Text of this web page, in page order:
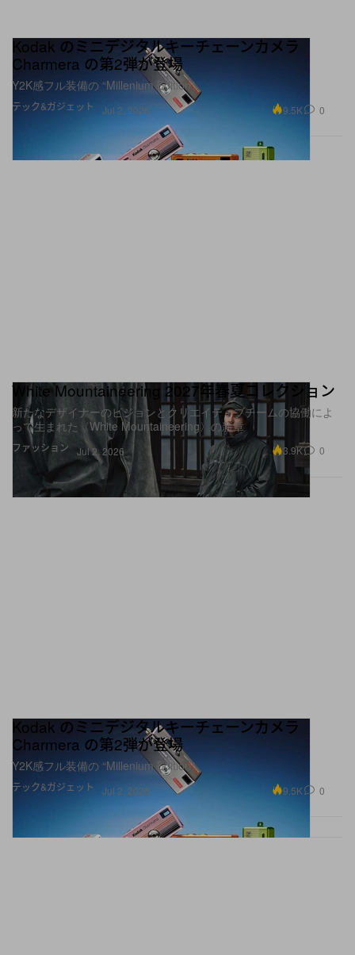
テック&ガジェット
Kodak のミニデジタルキーチェーンカメラ
Charmera の第2弾が登場
Y2K感フル装備の “Millenium Edition”
Jul 2, 2026 9.5K 0
ファッション
White Mountaineering 2027年春夏コレクション
新たなデザイナーのビジョンとクリエイティブチームの協働によ
って生まれた〈White Mountaineering〉の新章
Jul 2, 2026 3.9K 0
テック&ガジェット
Kodak のミニデジタルキーチェーンカメラ
Charmera の第2弾が登場
Y2K感フル装備の “Millenium Edition”
Jul 2, 2026 9.5K 0